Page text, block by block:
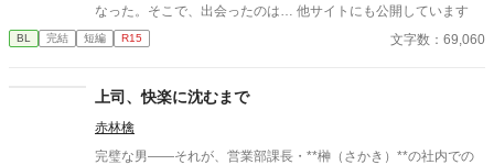
なった。そこで、出会ったのは… 他サイトにも公開しています
BL 完結 短編 R15 文字数：69,060
上司、快楽に沈むまで
赤林檎
完璧な男――それが、営業部課長・**榊（さかき）**の社内での